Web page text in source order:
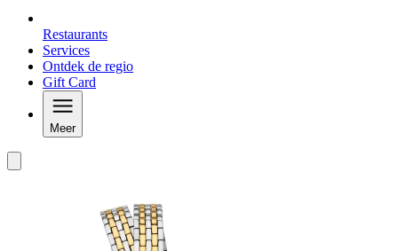
Restaurants
Services
Ontdek de regio
Gift Card
Meer